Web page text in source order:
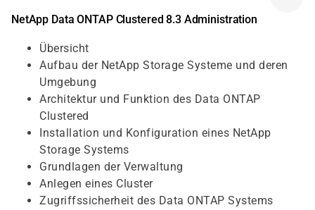
NetApp Data ONTAP Clustered 8.3 Administration
Übersicht
Aufbau der NetApp Storage Systeme und deren
Umgebung
Architektur und Funktion des Data ONTAP
Clustered
Installation und Konfiguration eines NetApp
Storage Systems
Grundlagen der Verwaltung
Anlegen eines Cluster
Zugriffssicherheit des Data ONTAP Systems